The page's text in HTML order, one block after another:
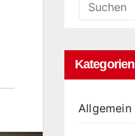
Kategorien
Allgemein